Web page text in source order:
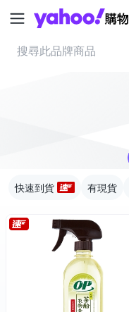
快速到貨 有現貨